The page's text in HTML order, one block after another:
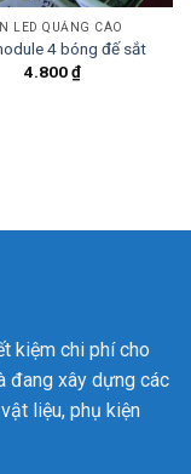
LED QUẢNG CÁO
4 bóng đế sắt
4.800₫
kiệm chi phí cho
đang xây dựng các
liệu, phụ kiện